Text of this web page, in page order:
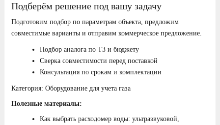
Подберём решение под вашу задачу
Подготовим подбор по параметрам объекта, предложим
совместимые варианты и отправим коммерческое предложение.
Подбор аналога по ТЗ и бюджету
Сверка совместимости перед поставкой
Консультация по срокам и комплектации
Категория: Оборудование для учета газа
Полезные материалы:
Как выбрать расходомер воды: ультразвуковой,